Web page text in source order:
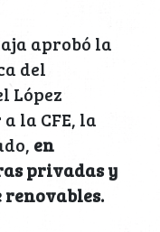
aprobó la
del
López
la CFE, la
en
privadas y
renovables.